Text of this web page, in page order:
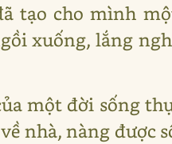
tạo cho mình
xuống, lắng
một đời sống
nhà, nàng được